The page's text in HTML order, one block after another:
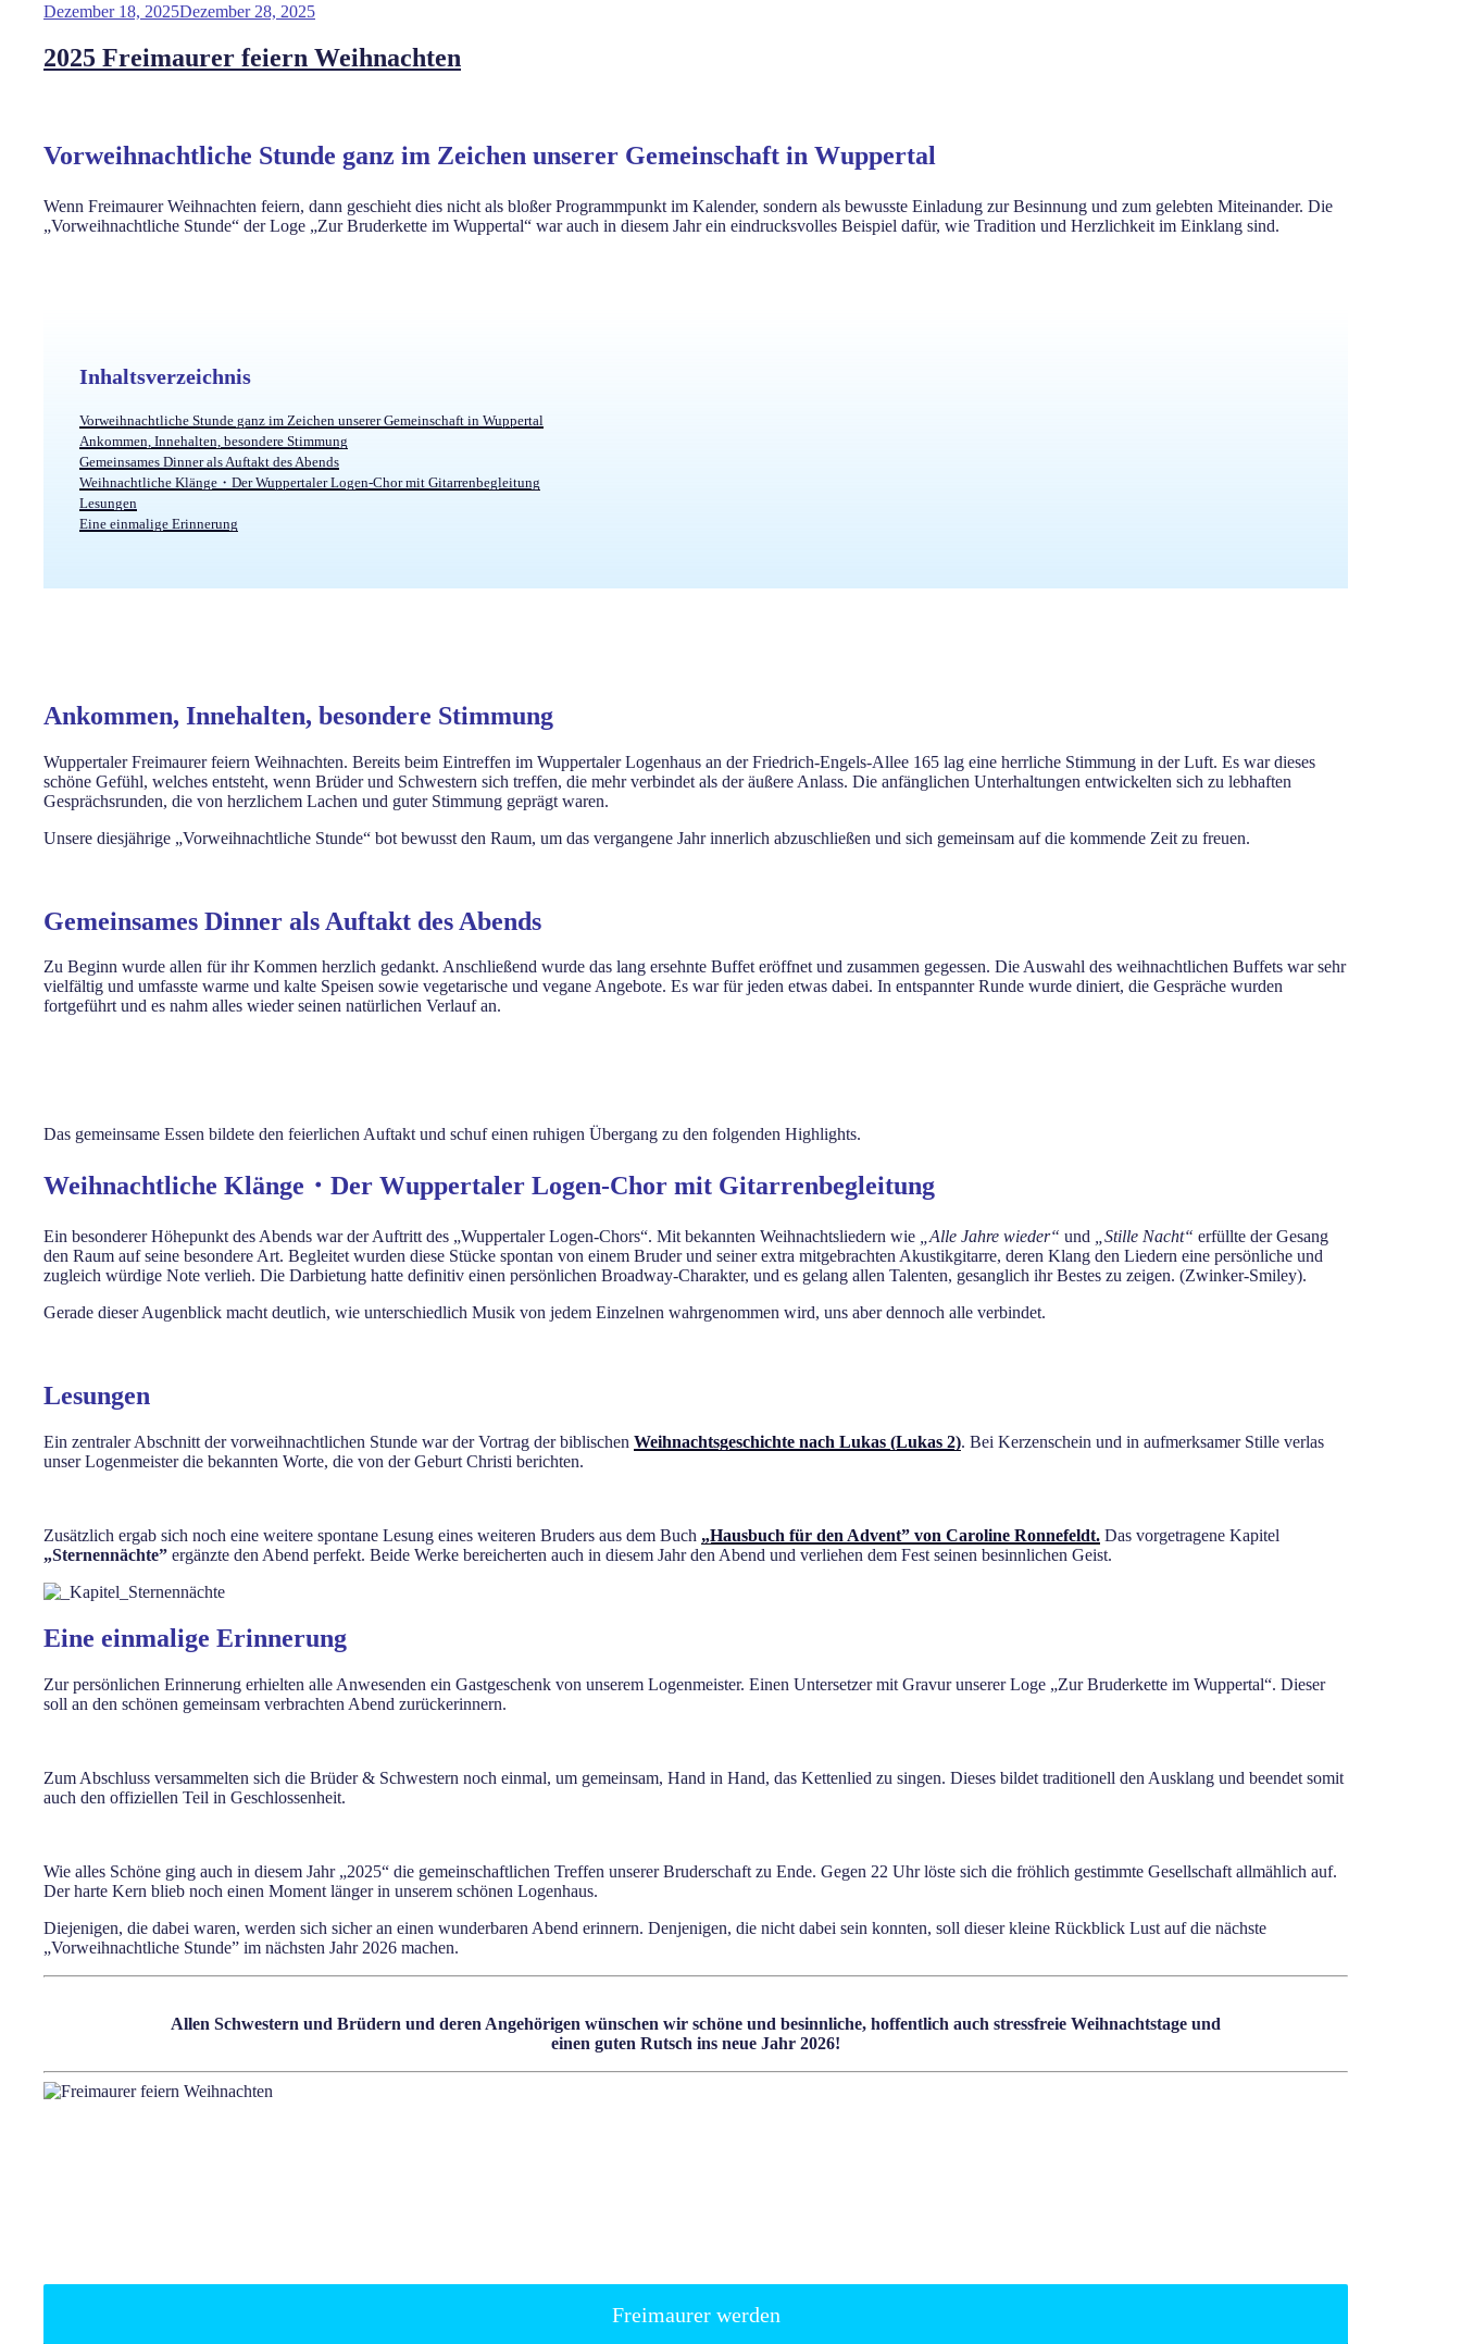
Dezember 18, 2025Dezember 28, 2025
2025 Freimaurer feiern Weihnachten
Vorweihnachtliche Stunde ganz im Zeichen unserer Gemeinschaft in Wuppertal
Wenn Freimaurer Weihnachten feiern, dann geschieht dies nicht als bloßer Programmpunkt im Kalender, sondern als bewusste Einladung zur Besinnung und zum gelebten Miteinander. Die
„Vorweihnachtliche Stunde“ der Loge „Zur Bruderkette im Wuppertal“ war auch in diesem Jahr ein eindrucksvolles Beispiel dafür, wie Tradition und Herzlichkeit im Einklang sind.
Inhaltsverzeichnis
Vorweihnachtliche Stunde ganz im Zeichen unserer Gemeinschaft in Wuppertal
Ankommen, Innehalten, besondere Stimmung
Gemeinsames Dinner als Auftakt des Abends
Weihnachtliche Klänge・Der Wuppertaler Logen-Chor mit Gitarrenbegleitung
Lesungen
Eine einmalige Erinnerung
Ankommen, Innehalten, besondere Stimmung
Wuppertaler Freimaurer feiern Weihnachten. Bereits beim Eintreffen im Wuppertaler Logenhaus an der Friedrich-Engels-Allee 165 lag eine herrliche Stimmung in der Luft. Es war dieses
schöne Gefühl, welches entsteht, wenn Brüder und Schwestern sich treffen, die mehr verbindet als der äußere Anlass. Die anfänglichen Unterhaltungen entwickelten sich zu lebhaften
Gesprächsrunden, die von herzlichem Lachen und guter Stimmung geprägt waren.
Unsere diesjährige „Vorweihnachtliche Stunde“ bot bewusst den Raum, um das vergangene Jahr innerlich abzuschließen und sich gemeinsam auf die kommende Zeit zu freuen.
Gemeinsames Dinner als Auftakt des Abends
Zu Beginn wurde allen für ihr Kommen herzlich gedankt. Anschließend wurde das lang ersehnte Buffet eröffnet und zusammen gegessen. Die Auswahl des weihnachtlichen Buffets war sehr
vielfältig und umfasste warme und kalte Speisen sowie vegetarische und vegane Angebote. Es war für jeden etwas dabei. In entspannter Runde wurde diniert, die Gespräche wurden
fortgeführt und es nahm alles wieder seinen natürlichen Verlauf an.
Das gemeinsame Essen bildete den feierlichen Auftakt und schuf einen ruhigen Übergang zu den folgenden Highlights.
Weihnachtliche Klänge・Der Wuppertaler Logen-Chor mit Gitarrenbegleitung
Ein besonderer Höhepunkt des Abends war der Auftritt des „Wuppertaler Logen-Chors“. Mit bekannten Weihnachtsliedern wie „Alle Jahre wieder“ und „Stille Nacht“ erfüllte der Gesang
den Raum auf seine besondere Art. Begleitet wurden diese Stücke spontan von einem Bruder und seiner extra mitgebrachten Akustikgitarre, deren Klang den Liedern eine persönliche und
zugleich würdige Note verlieh. Die Darbietung hatte definitiv einen persönlichen Broadway-Charakter, und es gelang allen Talenten, gesanglich ihr Bestes zu zeigen. (Zwinker-Smiley).
Gerade dieser Augenblick macht deutlich, wie unterschiedlich Musik von jedem Einzelnen wahrgenommen wird, uns aber dennoch alle verbindet.
Lesungen
Ein zentraler Abschnitt der vorweihnachtlichen Stunde war der Vortrag der biblischen Weihnachtsgeschichte nach Lukas (Lukas 2). Bei Kerzenschein und in aufmerksamer Stille verlas
unser Logenmeister die bekannten Worte, die von der Geburt Christi berichten.
Zusätzlich ergab sich noch eine weitere spontane Lesung eines weiteren Bruders aus dem Buch „Hausbuch für den Advent” von Caroline Ronnefeldt. Das vorgetragene Kapitel
„Sternennächte” ergänzte den Abend perfekt. Beide Werke bereicherten auch in diesem Jahr den Abend und verliehen dem Fest seinen besinnlichen Geist.
Eine einmalige Erinnerung
Zur persönlichen Erinnerung erhielten alle Anwesenden ein Gastgeschenk von unserem Logenmeister. Einen Untersetzer mit Gravur unserer Loge „Zur Bruderkette im Wuppertal“. Dieser
soll an den schönen gemeinsam verbrachten Abend zurückerinnern.
Zum Abschluss versammelten sich die Brüder & Schwestern noch einmal, um gemeinsam, Hand in Hand, das Kettenlied zu singen. Dieses bildet traditionell den Ausklang und beendet somit
auch den offiziellen Teil in Geschlossenheit.
Wie alles Schöne ging auch in diesem Jahr „2025“ die gemeinschaftlichen Treffen unserer Bruderschaft zu Ende. Gegen 22 Uhr löste sich die fröhlich gestimmte Gesellschaft allmählich auf.
Der harte Kern blieb noch einen Moment länger in unserem schönen Logenhaus.
Diejenigen, die dabei waren, werden sich sicher an einen wunderbaren Abend erinnern. Denjenigen, die nicht dabei sein konnten, soll dieser kleine Rückblick Lust auf die nächste
„Vorweihnachtliche Stunde” im nächsten Jahr 2026 machen.
Allen Schwestern und Brüdern und deren Angehörigen wünschen wir schöne und besinnliche, hoffentlich auch stressfreie Weihnachtstage und
einen guten Rutsch ins neue Jahr 2026!
Freimaurer werden